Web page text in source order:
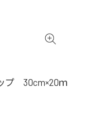
プ 30cm×20ｍ